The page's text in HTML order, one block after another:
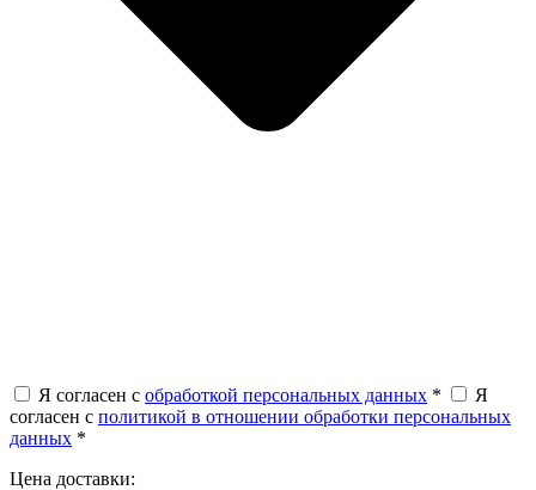
Я согласен с обработкой персональных данных *
Я
согласен с политикой в отношении обработки персональных
данных *
Цена доставки: